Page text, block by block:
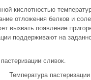
кислотностью
отложения белков и
вызвать появление
поддерживают на
сливок.
Температура пастеризации